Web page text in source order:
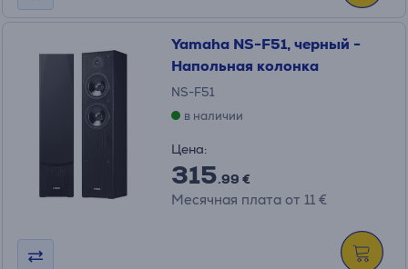
Yamaha NS-F51, черный -
Напольная колонка
NS-F51
в наличии
Цена:
315.99 €
Месячная плата от 11 €